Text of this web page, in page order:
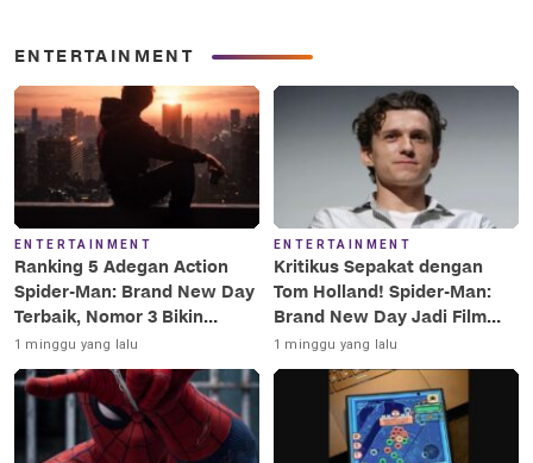
ENTERTAINMENT
ENTERTAINMENT
Ranking 5 Adegan Action
Spider-Man: Brand New Day
Terbaik, Nomor 3 Bikin
Terkesima!
1 minggu yang lalu
ENTERTAINMENT
Kritikus Sepakat dengan
Tom Holland! Spider-Man:
Brand New Day Jadi Film
Terbaik Era MCU
1 minggu yang lalu